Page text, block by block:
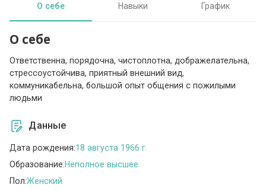
О себе Навыки График
О себе
Ответственна, порядочна, чистоплотна, дображелательна,
стрессоустойчива, приятный внешний вид,
коммуникабельна, большой опыт общения с пожилыми
людьми
Данные
Дата рождения:18 августа 1966 г.
Образование:Неполное высшее
Пол:Женский